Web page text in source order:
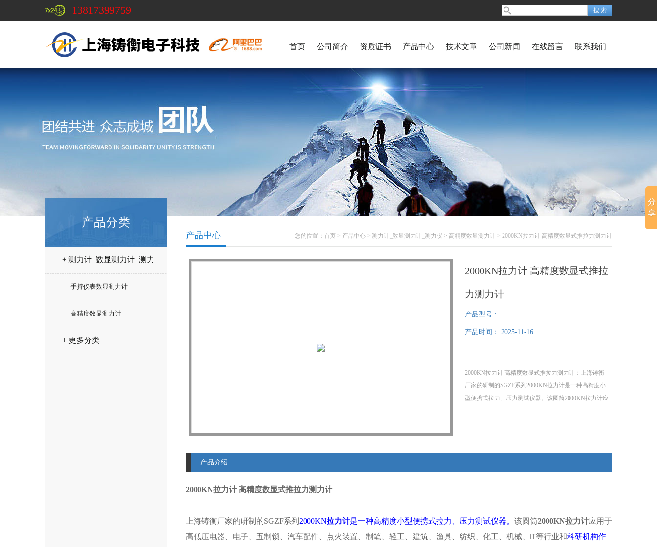
13817399759
首页 公司简介 资质证书 产品中心 技术文章 公司新闻 在线留言 联系我们
产品分类
+ 测力计_数显测力计_测力
- 手持仪表数显测力计
- 高精度数显测力计
+ 更多分类
您的位置： 首页 > 产品中心 > 测力计_数显测力计_测力仪 > 高精度数显测力计 > 2000KN拉力计 高精度数显式推拉力测力计
产品中心
2000KN拉力计 高精度数显式推拉
力测力计
产品型号：
产品时间： 2025-11-16
2000KN拉力计 高精度数显式推拉力测力计：上海铸衡
厂家的研制的SGZF系列2000KN拉力计是一种高精度小
型便携式拉力、压力测试仪器。该圆筒2000KN拉力计应
产品介绍
2000KN拉力计 高精度数显式推拉力测力计
上海铸衡厂家的研制的SGZF系列 2000KN拉力计是一种高精度小型便携式拉力、压力测试仪器。 该圆筒2000KN拉力计应用于
高低压电器、电子、五制锁、汽车配件、点火装置、制笔、轻工、建筑、渔具、纺织、化工、机械、
等行业和科研机构作